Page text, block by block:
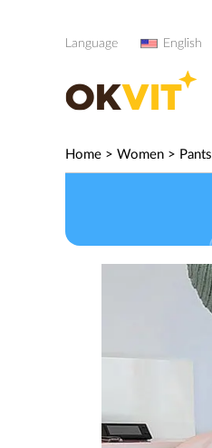
Language English
Home > Women > Pants